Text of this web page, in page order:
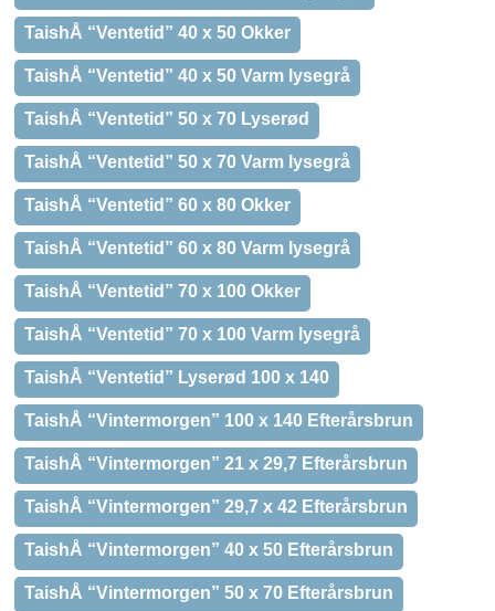
TaishÅ “Ventetid” 40 x 50 Okker
TaishÅ “Ventetid” 40 x 50 Varm lysegrå
TaishÅ “Ventetid” 50 x 70 Lyserød
TaishÅ “Ventetid” 50 x 70 Varm lysegrå
TaishÅ “Ventetid” 60 x 80 Okker
TaishÅ “Ventetid” 60 x 80 Varm lysegrå
TaishÅ “Ventetid” 70 x 100 Okker
TaishÅ “Ventetid” 70 x 100 Varm lysegrå
TaishÅ “Ventetid” Lyserød 100 x 140
TaishÅ “Vintermorgen” 100 x 140 Efterårsbrun
TaishÅ “Vintermorgen” 21 x 29,7 Efterårsbrun
TaishÅ “Vintermorgen” 29,7 x 42 Efterårsbrun
TaishÅ “Vintermorgen” 40 x 50 Efterårsbrun
TaishÅ “Vintermorgen” 50 x 70 Efterårsbrun